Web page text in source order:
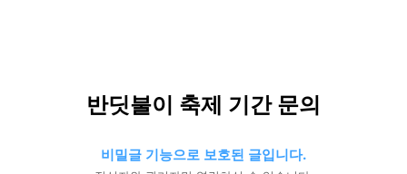
반딧불이 축제 기간 문의
비밀글 기능으로 보호된 글입니다.